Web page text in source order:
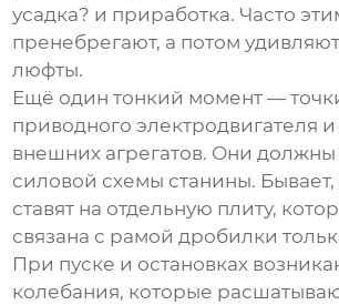
усадка? и приработка. Часто
пренебрегают, а потом
люфты.
Ещё один тонкий момент —
приводного электродвигателя и
внешних агрегатов. Они должны
силовой схемы станины. Бывает,
ставят на отдельную плиту,
связана с рамой дробилки
При пуске и остановках
колебания, которые